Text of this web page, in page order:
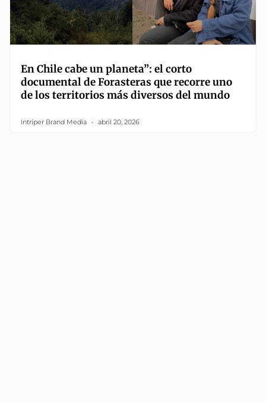
En Chile cabe un planeta”: el corto
documental de Forasteras que recorre uno
de los territorios más diversos del mundo
Intriper Brand Media abril 20, 2026